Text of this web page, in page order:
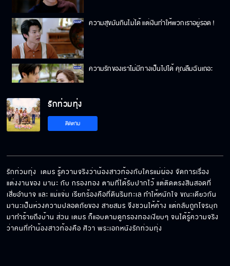
ความสุขมันกินไม่ได้ แต่เงินทำให้พวกเราอยู่รอด !
ความรักของเราไม่มีทางเป็นไปได้ คุณลืมฉันเถอะ
แกต้องแต่งงานกับกรองทองให้เร็วที่สุด!
ขอปรึกษาเรื่องหัวใจหน่อย
รักท่วมทุ่ง
ติดตาม
รักท่วมทุ่ง  เตมร รู้ความจริงว่าน้องสาวท้องกับใครแม่ผ่อง จัดการเรื่อง
แต่งงานของ มานะ กับ กรองทอง ตามที่ได้รับปากไว้ แต่ติดตรงสินสอดที่
เสี่ยอำนาจ และ แม่แจ่ม เรียกร้องคือที่ดินริมทะเล ทำให้หนักใจ ขณะเดียวกัน
มานะเป็นห่วงความปลอดภัยของ สายสมร จึงชวนให้ค้าง แต่กลับถูกโจรบุก
มาทำร้ายถึงบ้าน ส่วน เตมร ก็แอบตามดูกรองทองเงียบๆ จนได้รู้ความจริง
ว่าคนที่ทำน้องสาวท้องคือ ศิวา พระเอกหนังรักท่วมทุ่ง